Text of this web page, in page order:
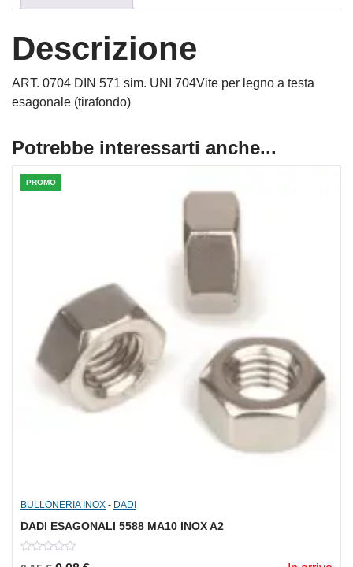
Descrizione
ART. 0704 DIN 571 sim. UNI 704Vite per legno a testa
esagonale (tirafondo)
Potrebbe interessarti anche...
PROMO
BULLONERIA INOX - DADI
DADI ESAGONALI 5588 MA10 INOX A2